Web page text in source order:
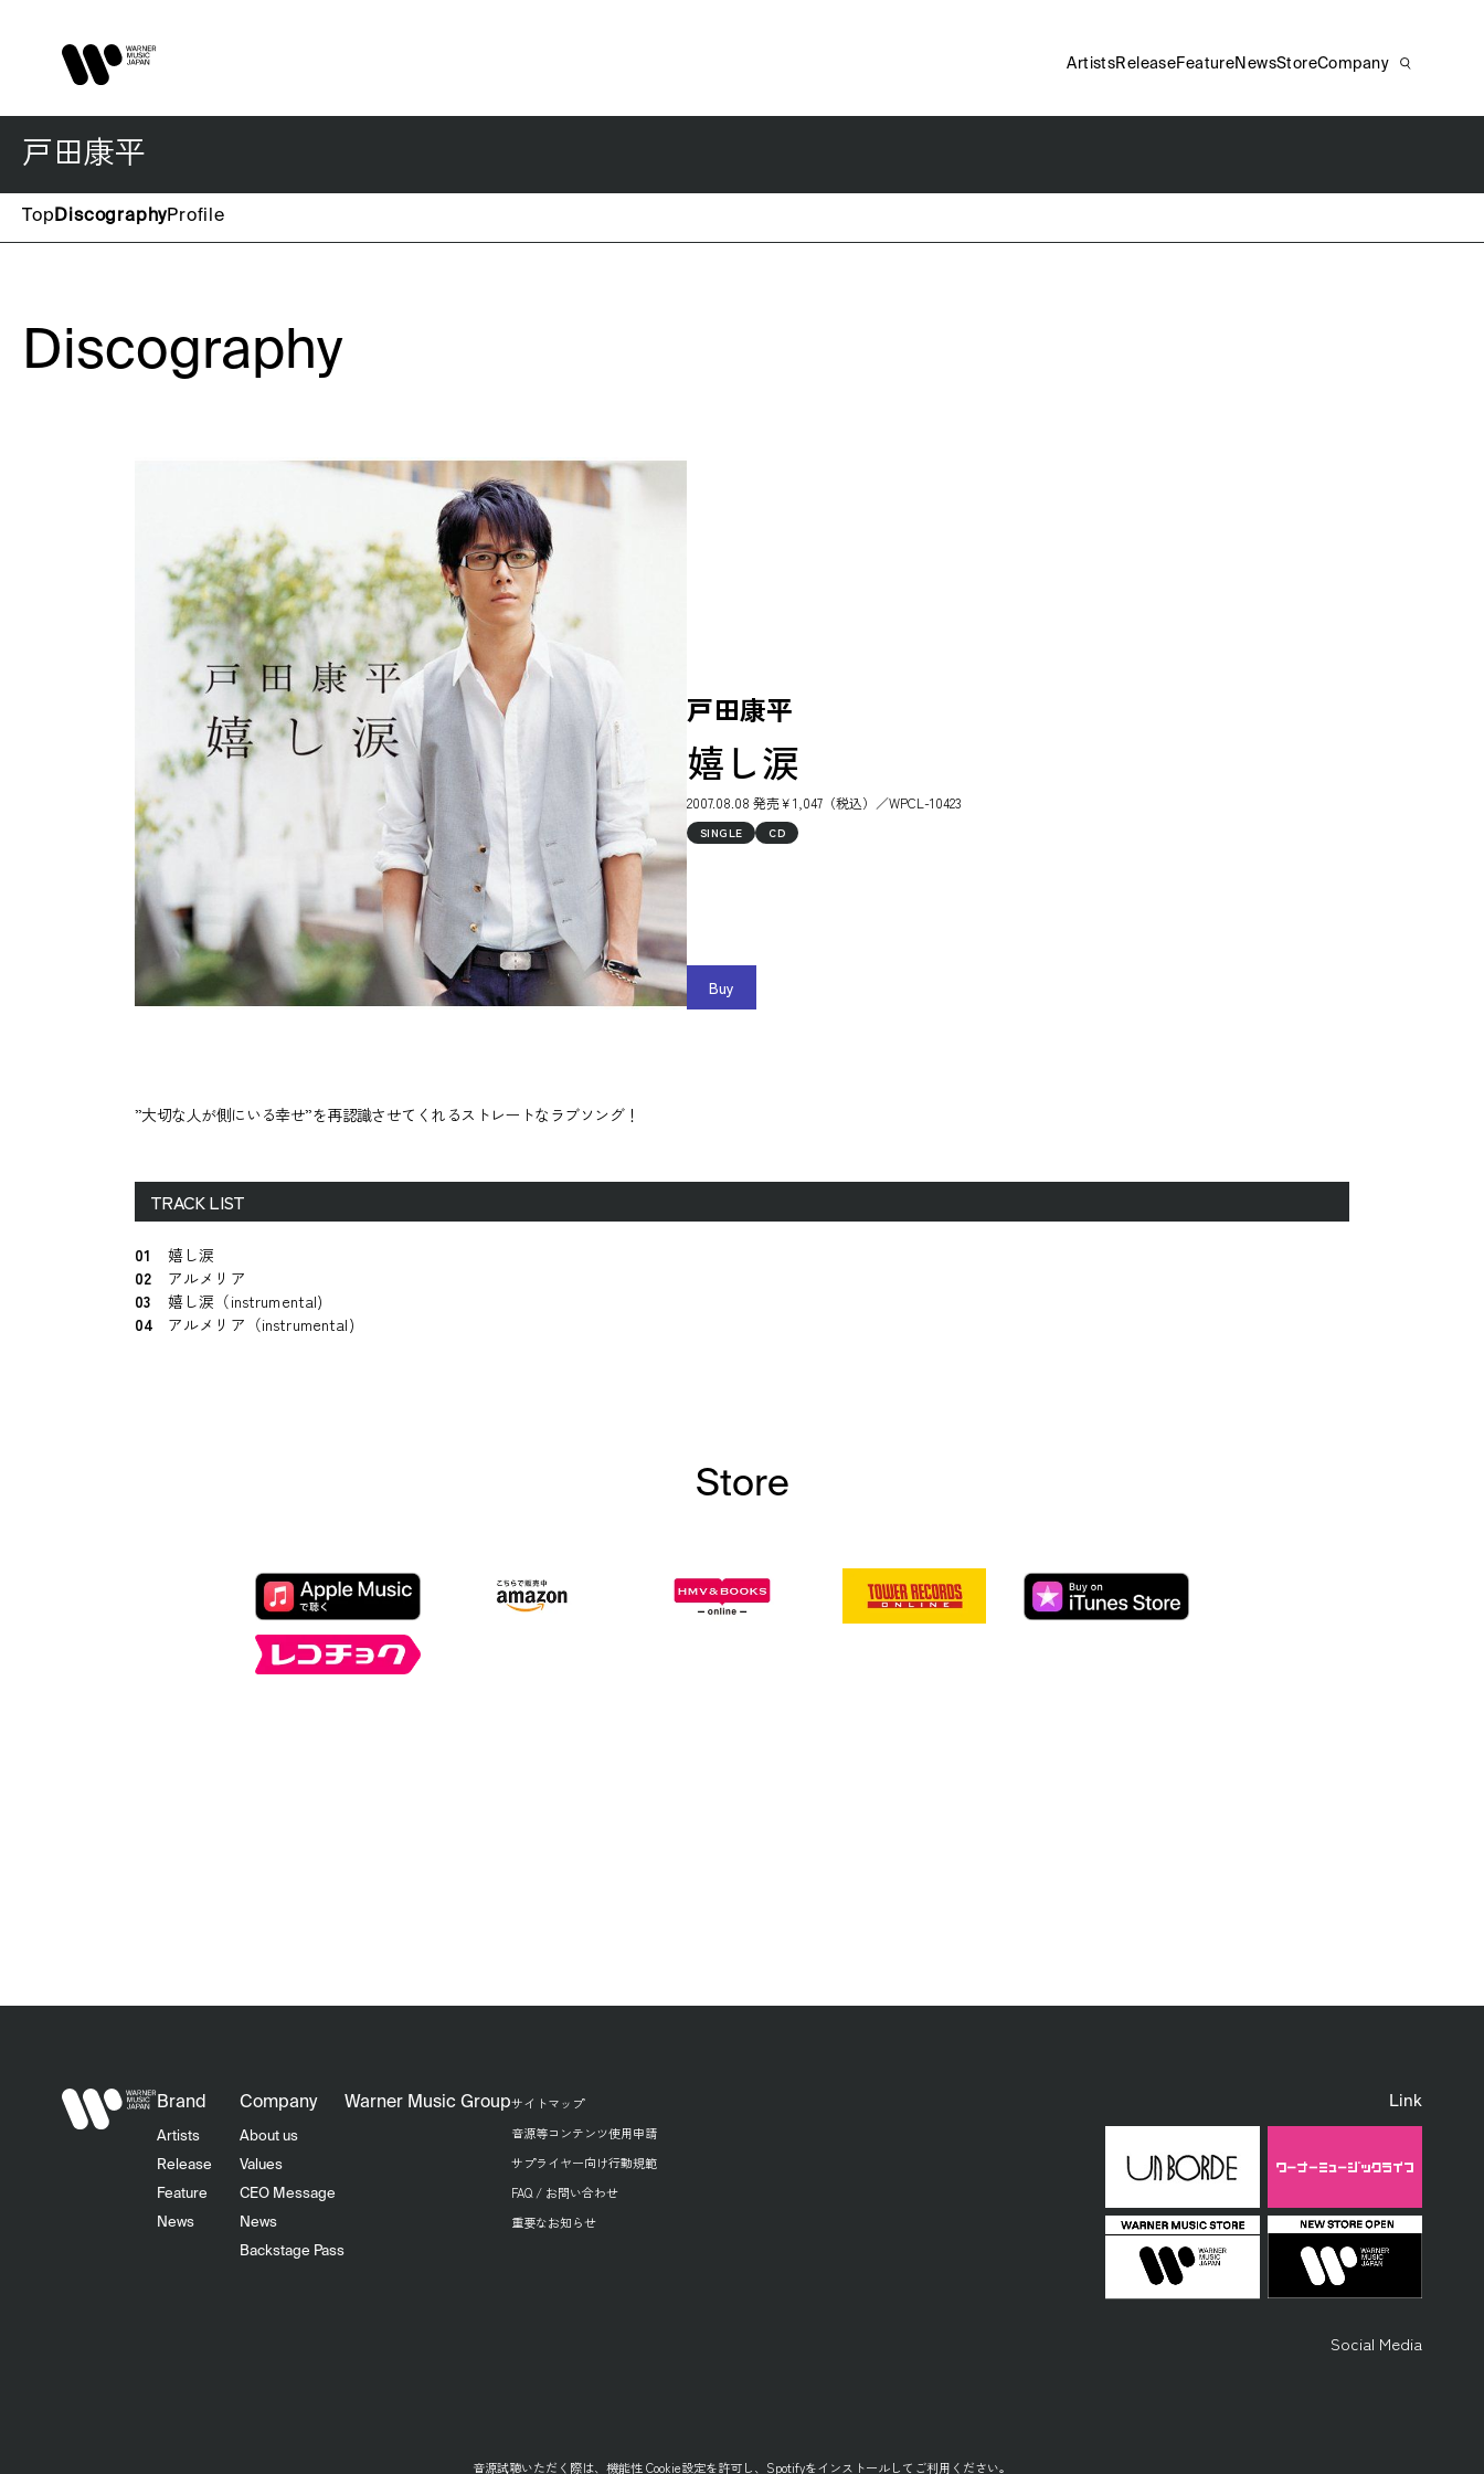
戸田康平
Top DiscographyProfile
Discography
戸田康平
嬉し涙
2007.08.08 発売￥1,047（税込）／WPCL-10423
SINGLE CD
Buy
”大切な人が側にいる幸せ”を再認識させてくれるストレートなラブソング！
TRACK LIST
01
嬉し涙
02
アルメリア
03
嬉し涙（instrumental)
04
アルメリア（instrumental)
Store
ArtistsReleaseFeature NewsStoreCompany
Brand
Artists
Release
Feature
News
Company
About us
Values
CEO Message
News
Backstage Pass
Warner Music Groupサイトマップ
音源等コンテンツ使用申請
サプライヤー向け行動規範
FAQ / お問い合わせ
重要なお知らせ
Link
Social Media
音源試聴いただく際は、 機能性 Cookie設定を許可し、 Spotifyをインストールしてご利用ください。